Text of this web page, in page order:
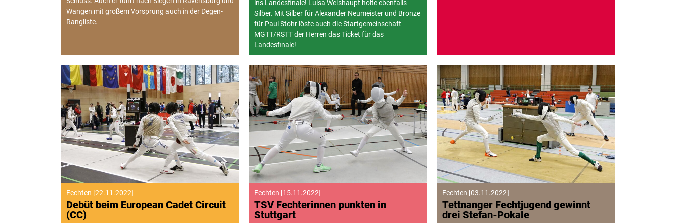
Wangen mit großem Vorsprung auch in der Degen-
Rangliste.
ins Landesfinale! Luisa Weishaupt holte ebenfalls
Silber. Mit Silber für Alexander Neumeister und Bronze
für Paul Stohr löste auch die Startgemeinschaft
MGTT/RSTT der Herren das Ticket für das
Landesfinale!
Fechten [22.11.2022]
Debüt beim European Cadet Circuit
(CC)
Fechten [15.11.2022]
TSV Fechterinnen punkten in
Stuttgart
Fechten [03.11.2022]
Tettnanger Fechtjugend gewinnt
drei Stefan-Pokale